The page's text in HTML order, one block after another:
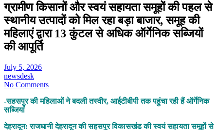
ग्रामीण किसानों और स्वयं सहायता समूहों की पहल से
स्थानीय उत्पादों को मिल रहा बड़ा बाजार, समूह की
महिलाएं द्वारा 13 कुंटल से अधिक ऑर्गेनिक सब्जियों
की आपूर्ति
July 5, 2026
newsdesk
No Comments
-सहसपुर की महिलाओं ने बदली तस्वीर, आईटीबीपी तक पहुंचा रही हैं ऑर्गेनिक
सब्जियां
देहरादून: राजधानी देहरादून की सहसपुर विकासखंड की स्वयं सहायता समूहों से